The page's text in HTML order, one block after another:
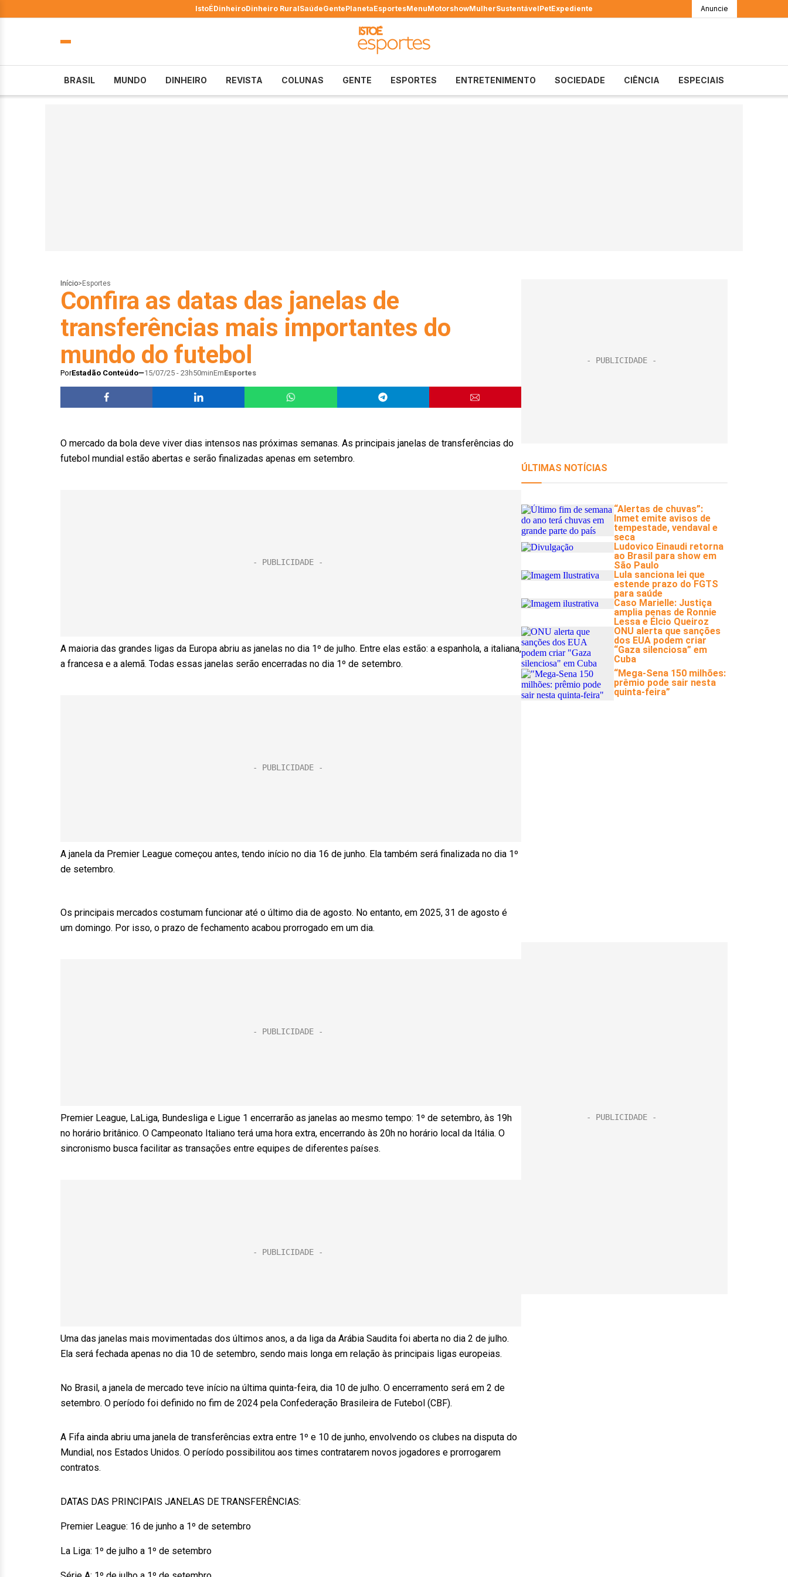
IstoÉDinheiroDinheiro RuralSaúdeGentePlanetaEsportesMenuMotorshowMulherSustentávelPetExpediente Anuncie
BRASIL MUNDO DINHEIRO REVISTA COLUNAS GENTE ESPORTES ENTRETENIMENTO SOCIEDADE CIÊNCIA ESPECIAIS
Início> Esportes
Confira as datas das janelas de
transferências mais importantes do
mundo do futebol
PorEstadão Conteúdo 15/07/25 - 23h50minEmEsportes
O mercado da bola deve viver dias intensos nas próximas semanas. As principais janelas de transferências do
futebol mundial estão abertas e serão finalizadas apenas em setembro.
A maioria das grandes ligas da Europa abriu as janelas no dia 1º de julho. Entre elas estão: a espanhola, a italiana,
a francesa e a alemã. Todas essas janelas serão encerradas no dia 1º de setembro.
A janela da Premier League começou antes, tendo início no dia 16 de junho. Ela também será finalizada no dia 1º
de setembro.
Os principais mercados costumam funcionar até o último dia de agosto. No entanto, em 2025, 31 de agosto é
um domingo. Por isso, o prazo de fechamento acabou prorrogado em um dia.
Premier League, LaLiga, Bundesliga e Ligue 1 encerrarão as janelas ao mesmo tempo: 1º de setembro, às 19h
no horário britânico. O Campeonato Italiano terá uma hora extra, encerrando às 20h no horário local da Itália. O
sincronismo busca facilitar as transações entre equipes de diferentes países.
Uma das janelas mais movimentadas dos últimos anos, a da liga da Arábia Saudita foi aberta no dia 2 de julho.
Ela será fechada apenas no dia 10 de setembro, sendo mais longa em relação às principais ligas europeias.
No Brasil, a janela de mercado teve início na última quinta-feira, dia 10 de julho. O encerramento será em 2 de
setembro. O período foi definido no fim de 2024 pela Confederação Brasileira de Futebol (CBF).
A Fifa ainda abriu uma janela de transferências extra entre 1º e 10 de junho, envolvendo os clubes na disputa do
Mundial, nos Estados Unidos. O período possibilitou aos times contratarem novos jogadores e prorrogarem
contratos.
DATAS DAS PRINCIPAIS JANELAS DE TRANSFERÊNCIAS:
Premier League: 16 de junho a 1º de setembro
La Liga: 1º de julho a 1º de setembro